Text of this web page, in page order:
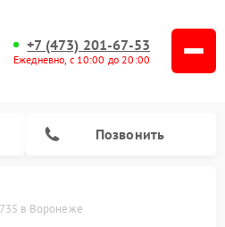
+7 (473) 201-67-53
Ежедневно, с 10:00 до 20:00
Позвонить
в Воронеже